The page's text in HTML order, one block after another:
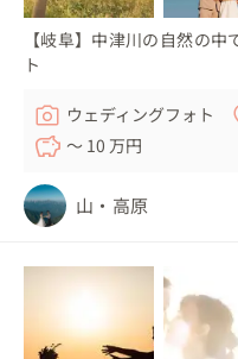
【岐阜】中津川の自然の
ト
ウェディングフォト
〜 10 万円
山・高原